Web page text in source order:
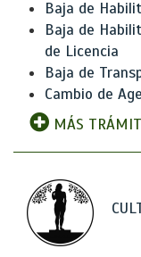
Baja de
Baja de
de Licencia
Baja de
Cambio de
MÁS